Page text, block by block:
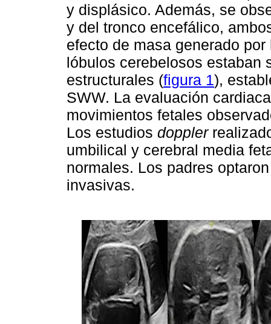
y displásico. Además, se
y del tronco encefálico,
efecto de masa generado
lóbulos cerebelosos estaban
estructurales (figura 1),
SWW. La evaluación
movimientos fetales
Los estudios doppler
umbilical y cerebral media
normales. Los padres
invasivas.